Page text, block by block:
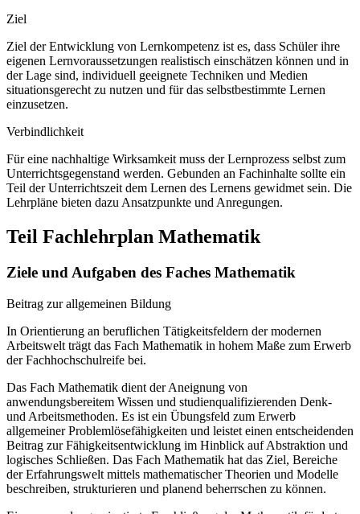
Ziel
Ziel der Entwicklung von Lernkompetenz ist es, dass Schüler ihre
eigenen Lernvoraussetzungen realistisch einschätzen können und in
der Lage sind, individuell geeignete Techniken und Medien
situationsgerecht zu nutzen und für das selbstbestimmte Lernen
einzusetzen.
Verbindlichkeit
Für eine nachhaltige Wirksamkeit muss der Lernprozess selbst zum
Unterrichtsgegenstand werden. Gebunden an Fachinhalte sollte ein
Teil der Unterrichtszeit dem Lernen des Lernens gewidmet sein. Die
Lehrpläne bieten dazu Ansatzpunkte und Anregungen.
Teil Fachlehrplan Mathematik
Ziele und Aufgaben des Faches Mathematik
Beitrag zur allgemeinen Bildung
In Orientierung an beruflichen Tätigkeitsfeldern der modernen
Arbeitswelt trägt das Fach Mathematik in hohem Maße zum Erwerb
der Fachhochschulreife bei.
Das Fach Mathematik dient der Aneignung von
anwendungsbereitem Wissen und studienqualifizierenden Denk-
und Arbeitsmethoden. Es ist ein Übungsfeld zum Erwerb
allgemeiner Problemlösefähigkeiten und leistet einen entscheidenden
Beitrag zur Fähigkeitsentwicklung im Hinblick auf Abstraktion und
logisches Schließen. Das Fach Mathematik hat das Ziel, Bereiche
der Erfahrungswelt mittels mathematischer Theorien und Modelle
beschreiben, strukturieren und planend beherrschen zu können.